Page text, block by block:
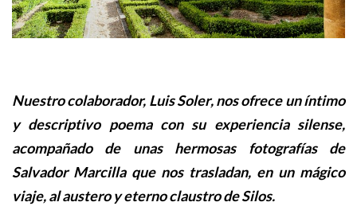
Nuestro colaborador, Luis Soler, nos ofrece un íntimo
y descriptivo poema con su experiencia silense,
acompañado de unas hermosas fotografías de
Salvador Marcillaque nos trasladan, en un mágico
viaje, al austero y eterno claustro de Silos.